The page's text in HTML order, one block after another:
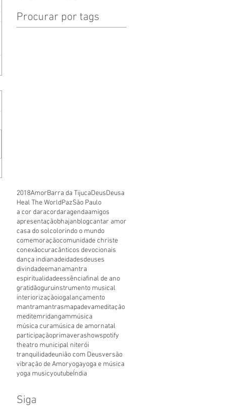
Procurar por tags
2018AmorBarra da TijucaDeusDeusa
Heal The WorldPazSão Paulo
a cor daracordaragendaamigos
apresentaçãobhajanblogcantar amor
casa do solcolorindo o mundo
comemoraçãocomunidade christe
conexãocuracânticos devocionais
dança indianadeidadesdeuses
divindadeemanamantra
espiritualidadeessênciafinal de ano
gratidãoguruinstrumento musical
interiorizaçãoiogalançamento
mantramantrasmapadevameditação
meditemridangammúsica
música curamúsica de amornatal
participaçãoprimaverashowspotify
theatro municipal niterói
tranquilidadeunião com Deusversão
vibração de Amoryogayoga e música
yoga musicyoutubeÍndia
Siga